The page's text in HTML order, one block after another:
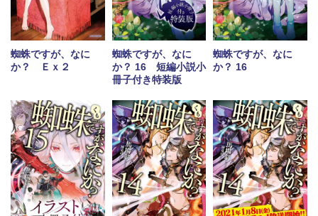
蜘蛛ですが、なに
か？ Ｅｘ２
蜘蛛ですが、なに
か？ 16 短編小説小
冊子付き特装版
蜘蛛ですが、なに
か？ 16